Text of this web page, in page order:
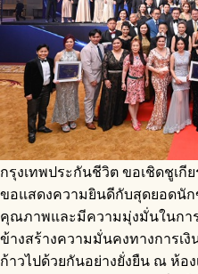
กรุงเทพประกันชีวิต ขอเชิดชูเกี
ขอแสดงความยินดีกับสุดยอดนั
คุณภาพและมีความมุ่งมั่นในการ
ข้างสร้างความมั่นคงทางการเ
ก้าวไปด้วยกันอย่างยั่งยืน ณ ห้อ